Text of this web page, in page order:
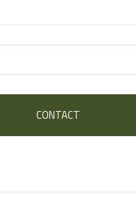
CONTACT